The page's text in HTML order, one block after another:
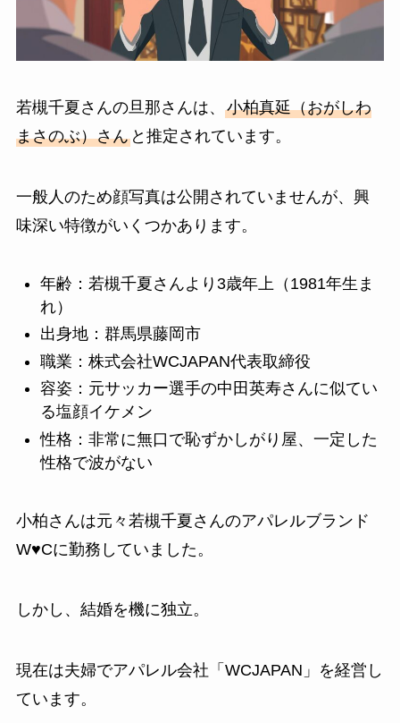
若槻千夏さんの旦那さんは、 小柏真延（おがしわ
まさのぶ）さんと推定されています。
一般人のため顔写真は公開されていませんが、興
味深い特徴がいくつかあります。
年齢：若槻千夏さんより3歳年上（1981年生ま
れ）
出身地：群馬県藤岡市
職業：株式会社WCJAPAN代表取締役
容姿：元サッカー選手の中田英寿さんに似てい
る塩顔イケメン
性格：非常に無口で恥ずかしがり屋、一定した
性格で波がない
小柏さんは元々若槻千夏さんのアパレルブランド
W♥Cに勤務していました。
しかし、結婚を機に独立。
現在は夫婦でアパレル会社「WCJAPAN」を経営し
ています。